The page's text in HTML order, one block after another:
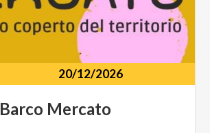
20/12/2026
Barco Mercato